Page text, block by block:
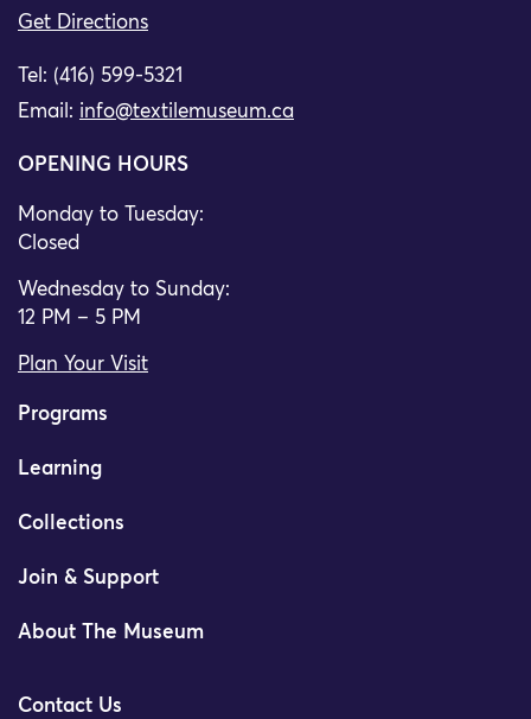
Get Directions
Tel: (416) 599-5321
Email: info@textilemuseum.ca
OPENING HOURS
Monday to Tuesday:
Closed
Wednesday to Sunday:
12 PM – 5 PM
Plan Your Visit
Programs
Learning
Collections
Join & Support
About The Museum
Contact Us